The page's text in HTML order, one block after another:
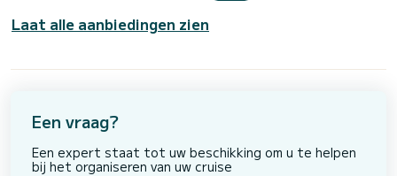
Laat alle aanbiedingen zien
Een vraag?
Een expert staat tot uw beschikking om u te helpen
bij het organiseren van uw cruise